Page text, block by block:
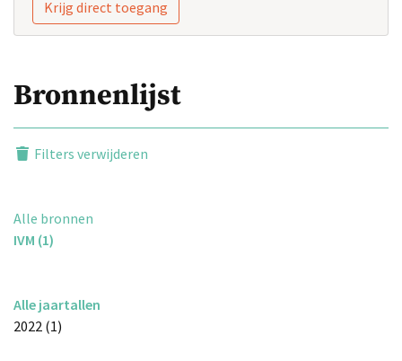
Krijg direct toegang
Bronnenlijst
Filters verwijderen
Alle bronnen
IVM (1)
Alle jaartallen
2022 (1)